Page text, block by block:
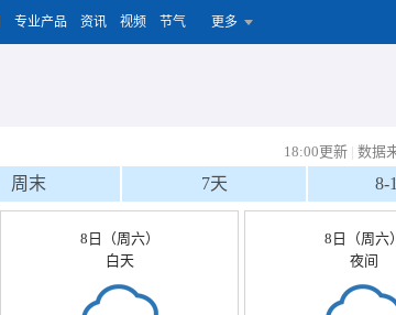
专业产品 资讯 视频 节气 更多
18:00更新 | 数据
周末 7天 8-
8日（周六）
白天
8日（周六）
夜间